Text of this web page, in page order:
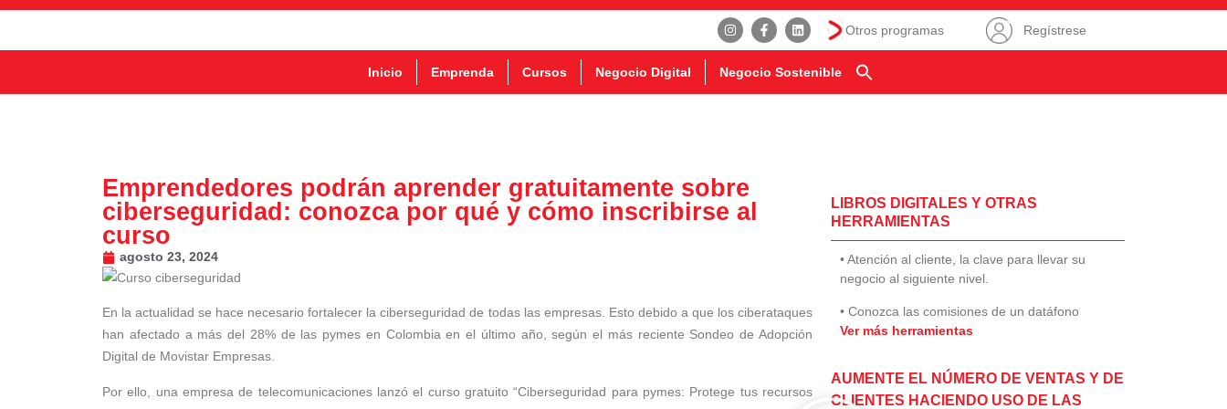
Otros programas Regístrese
Inicio Emprenda Cursos Negocio Digital Negocio Sostenible
Emprendedores podrán aprender gratuitamente sobre
ciberseguridad: conozca por qué y cómo inscribirse al
curso
agosto 23, 2024
En la actualidad se hace necesario fortalecer la ciberseguridad de todas las empresas. Esto debido a que los ciberataques
han afectado a más del 28% de las pymes en Colombia en el último año, según el más reciente Sondeo de Adopción
Digital de Movistar Empresas.
Por ello, una empresa de telecomunicaciones lanzó el curso gratuito “Ciberseguridad para pymes: Protege tus recursos
LIBROS DIGITALES Y OTRAS
HERRAMIENTAS
• Atención al cliente, la clave para llevar su
negocio al siguiente nivel.
• Conozca las comisiones de un datáfono
Ver más herramientas
AUMENTE EL NÚMERO DE VENTAS Y DE
CLIENTES HACIENDO USO DE LAS